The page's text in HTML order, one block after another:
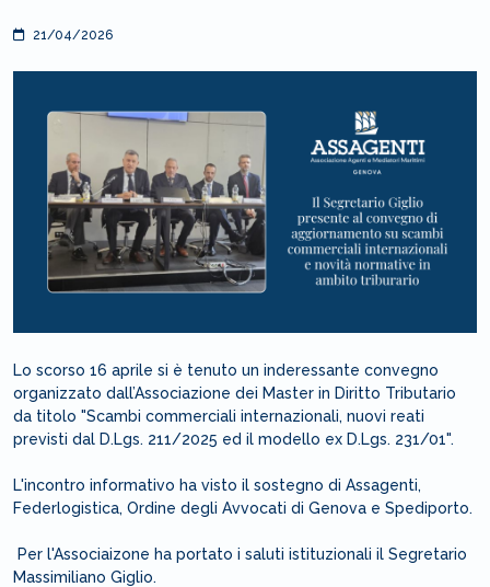
21/04/2026
Lo scorso 16 aprile si è tenuto un inderessante convegno
organizzato dall’Associazione dei Master in Diritto Tributario
da titolo "Scambi commerciali internazionali, nuovi reati
previsti dal D.Lgs. 211/2025 ed il modello ex D.Lgs. 231/01".
L'incontro informativo ha visto il sostegno di Assagenti,
Federlogistica, Ordine degli Avvocati di Genova e Spediporto.
Per l'Associaizone ha portato i saluti istituzionali il Segretario
Massimiliano Giglio.